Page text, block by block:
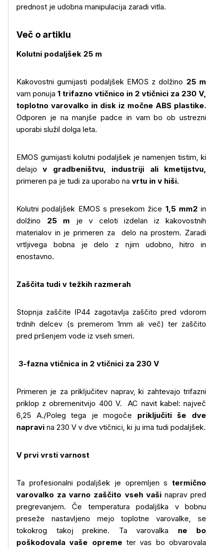
prednost je udobna manipulacija zaradi vitla.
Več o artiklu
Kolutni podaljšek 25 m
Kakovostni gumijasti podaljšek EMOS z dolžino 25 m
vam ponuja 1 trifazno vtičnico in 2 vtičnici za 230 V,
toplotno varovalko in disk iz močne ABS plastike.
Odporen je na manjše padce in vam bo ob ustrezni
uporabi služil dolga leta.
EMOS gumijasti kolutni podaljšek je namenjen tistim, ki
delajov gradbeništvu, industriji ali kmetijstvu,
primeren pa je tudi za uporabo na vrtu in v hiši.
Kolutni podaljšek EMOS s presekom žice 1,5 mm2 in
dolžino 25 m je v celoti izdelan iz kakovostnih
materialov in je primeren za delo na prostem. Zaradi
vrtljivega bobna je delo z njim udobno, hitro in
enostavno.
Zaščita tudi v težkih razmerah
Stopnja zaščite IP44 zagotavlja zaščito pred vdorom
trdnih delcev (s premerom 1mm ali več) ter zaščito
pred pršenjem vode iz vseh smeri.
3-fazna vtičnica in 2 vtičnici za 230 V
Primeren je za priključitev naprav, ki zahtevajo trifazni
priklop z obremenitvijo 400 V. AC navit kabel: največ
6,25 A./Poleg tega je mogoče priključiti še dve
napravi na 230 V v dve vtičnici, ki ju ima tudi podaljšek.
V prvi vrsti varnost
Ta profesionalni podaljšek je opremljen s termično
varovalko za varno zaščito vseh vaši naprav pred
pregrevanjem. Če temperatura podaljška v bobnu
preseže nastavljeno mejo toplotne varovalke, se
tokokrog takoj prekine. Ta varovalka ne bo
poškodovala vaše opreme ter vas bo obvarovala